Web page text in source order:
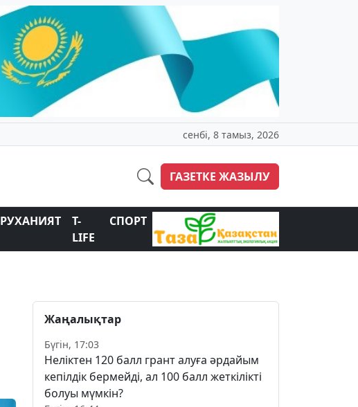
сенбі, 8 тамыз, 2026
ГАЗЕТКЕ ЖАЗЫЛУ
РУХАНИЯТ
T-
LIFE
СПОРТ
Жаңалықтар
Бүгін, 17:03
Неліктен 120 балл грант алуға әрдайым
кепілдік бермейді, ал 100 балл жеткілікті
болуы мүмкін?